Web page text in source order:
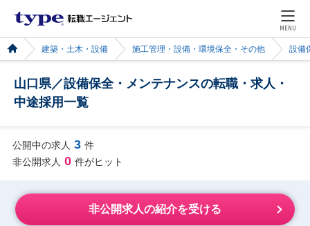
MENU
建築・土木・設備 施工管理・設備・環境保全・その他 設備
山口県／設備保全・メンテナンスの転職・求人・
中途採用一覧
公開中の求人 3 件
非公開求人 0 件がヒット
非公開求人の紹介を受ける